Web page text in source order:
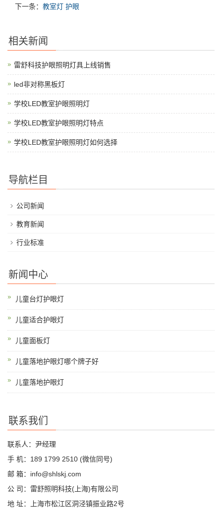
下一条： 教室灯 护眼
相关新闻
雷舒科技护眼照明灯具上线销售
led非对称黑板灯
学校LED教室护眼照明灯
学校LED教室护眼照明灯特点
学校LED教室护眼照明灯如何选择
导航栏目
公司新闻
教育新闻
行业标准
新闻中心
儿童台灯护眼灯
儿童适合护眼灯
儿童面板灯
儿童落地护眼灯哪个牌子好
儿童落地护眼灯
联系我们
联系人：尹经理
手 机：189 1799 2510 (微信同号)
邮 箱：info@shlskj.com
公 司：雷舒照明科技(上海)有限公司
地 址：上海市松江区洞泾镇振业路2号